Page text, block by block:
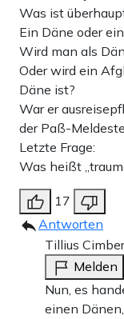
Was ist
Ein Däne oder
Wird man als
Oder wird ein
Däne ist?
War er
der Paß-
Letzte Frage:
Was heißt
17
Antworten
Tillius Cimber
Melden
Nun, es
einen